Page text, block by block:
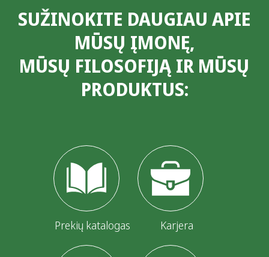
SUŽINOKITE DAUGIAU APIE
MŪSŲ ĮMONĘ,
MŪSŲ FILOSOFIJĄ IR MŪSŲ
PRODUKTUS:
Prekių katalogas Karjera